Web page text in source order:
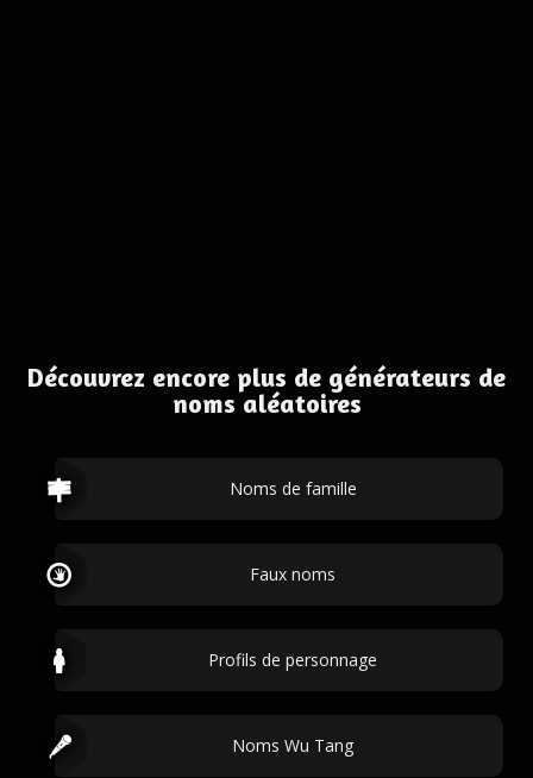
Découvrez encore plus de générateurs de
noms aléatoires
Noms de famille
Faux noms
Profils de personnage
Noms Wu Tang